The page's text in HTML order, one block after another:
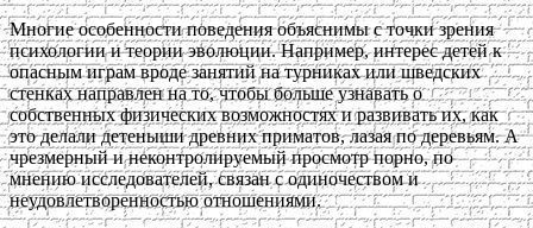
Многие особенности поведения объяснимы с точки зрения
психологии и теории эволюции. Например, интерес детей к
опасным играм вроде занятий на турниках или шведских
стенках направлен на то, чтобы больше узнавать о
собственных физических возможностях и развивать их, как
это делали детеныши древних приматов, лазая по деревьям. А
чрезмерный и неконтролируемый просмотр порно, по
мнению исследователей, связан с одиночеством и
неудовлетворенностью отношениями.